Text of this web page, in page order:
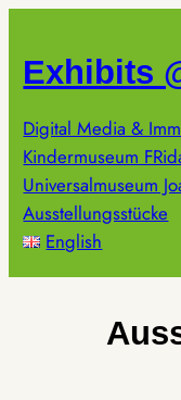
springen
Exhibits
Digital Media &
Kindermuseum
Universalmuseum
Ausstellungsstücke
English